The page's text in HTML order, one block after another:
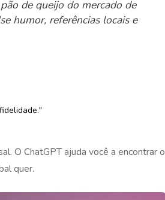
de queijo do mercado de
humor, referências locais e
O ChatGPT ajuda você a encontrar o
quer.